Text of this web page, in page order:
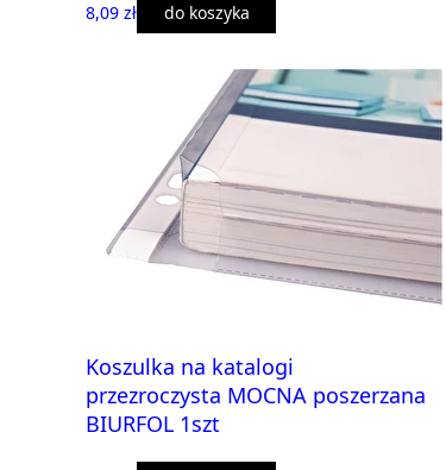
8,09 zł do koszyka
Koszulka na katalogi
przezroczysta MOCNA poszerzana
BIURFOL 1szt